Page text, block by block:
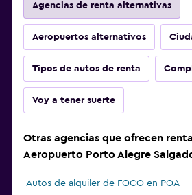
Agencias de renta alternativas
Aeropuertos alternativos
Tipos de autos de renta
Voy a tener suerte
Otras agencias que ofrecen
Aeropuerto Porto Alegre
Autos de alquiler de FOCO en POA